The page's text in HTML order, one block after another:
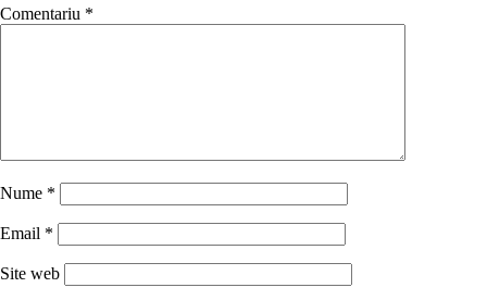
Comentariu *
Nume *
Email *
Site web